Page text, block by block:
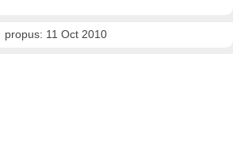
propus: 11 Oct 2010